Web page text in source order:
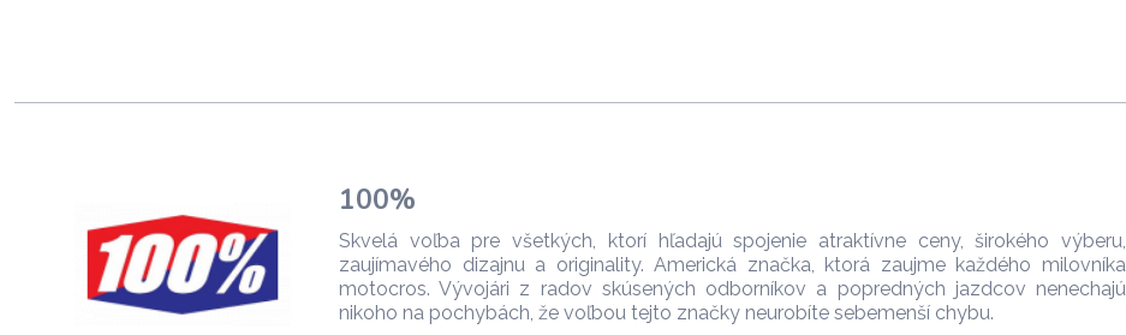
100%
Skvelá voľba pre všetkých, ktorí hľadajú spojenie atraktívne ceny, širokého výberu,
zaujímavého dizajnu a originality. Americká značka, ktorá zaujme každého milovníka
motocros. Vývojári z radov skúsených odborníkov a popredných jazdcov nenechajú
nikoho na pochybách, že voľbou tejto značky neurobíte sebemenší chybu.